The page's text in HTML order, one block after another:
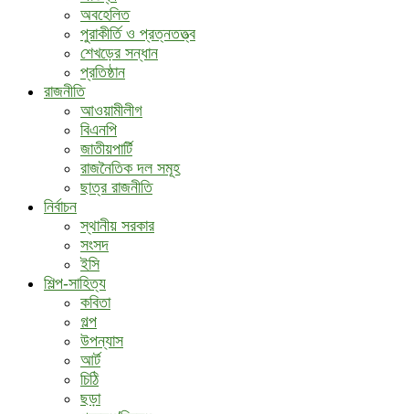
অবহেলিত
পুরাকীর্তি ও প্রত্নতত্ত্ব
শেখড়ের সন্ধান
প্রতিষ্ঠান
রাজনীতি
আওয়ামীলীগ
বিএনপি
জাতীয়পার্টি
রাজনৈতিক দল সমূহ
ছাত্র রাজনীতি
নির্বাচন
স্থানীয় সরকার
সংসদ
ইসি
শিল্প-সাহিত্য
কবিতা
গল্প
উপন্যাস
আর্ট
চিঠি
ছড়া